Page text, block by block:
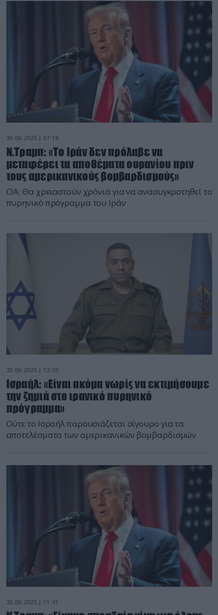
26.06.2025 | 07:18
Ν.Τραμπ: «Το Ιράν δεν πρόλαβε να
μεταφέρει τα αποθέματα ουρανίου πριν
τους αμερικανικούς βομβαρδισμούς»
CIA: Θα χρειαστούν χρόνια για να ανασυγκροτηθεί το
πυρηνικό πρόγραμμα του Ιράν
25.06.2025 | 12:20
Ισραήλ: «Είναι ακόμα νωρίς να εκτιμήσουμε
την ζημιά στο ιρανικό πυρηνικό
πρόγραμμα»
Ούτε το Ισραήλ παρουσιάζεται σίγουρο για τα
αποτελέσματα των αμερικανικών βομβαρδισμών
25.06.2025 | 11:41